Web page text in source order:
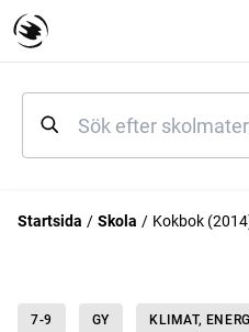
Startsida Skola Kokbok
7-9 GY KLIMAT,